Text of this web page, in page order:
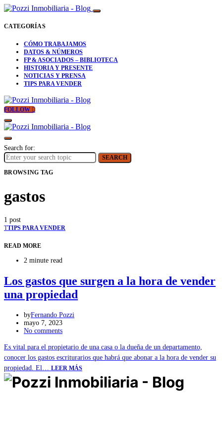
CATEGORÍAS
CÓMO TRABAJAMOS
DATOS & NÚMEROS
FP & ASOCIADOS – BIBLIOTECA
HISTORIA Y PRESENTE
NOTICIAS Y PRENSA
TIPS PARA VENDER
FOLLOW
Search for:
SEARCH
BROWSING TAG
gastos
1 post
TTIPS PARA VENDER
READ MORE
2 minute read
Los gastos que surgen a la hora de vender
una propiedad
byFernando Pozzi
mayo 7, 2023
No comments
Es vital para el propietario de una casa o la dueña de un departamento,
conocer los gastos escriturarios que habrá que abonar a la hora de vender su
propiedad. El… LEER MÁS